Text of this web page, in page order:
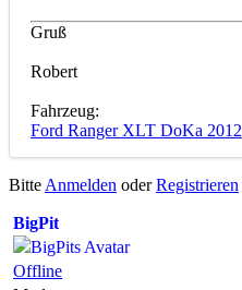
Gruß
Robert
Fahrzeug:
Ford Ranger XLT DoKa 2012
Bitte Anmelden oderRegistrieren
BigPit
Offline